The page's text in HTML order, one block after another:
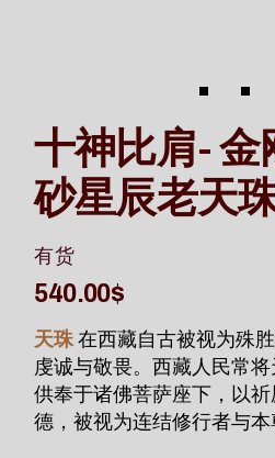
十神比肩- 金
砂星辰老天
有货
540.00$
天珠 在西藏自古被视为殊
虔诚与敬畏。西藏人民常
供奉于诸佛菩萨座下，以
德，被视为连结修行者与本